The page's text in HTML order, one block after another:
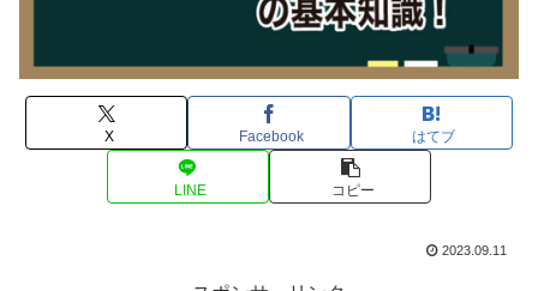
X Facebook はてブ
LINE コピー
2023.09.11